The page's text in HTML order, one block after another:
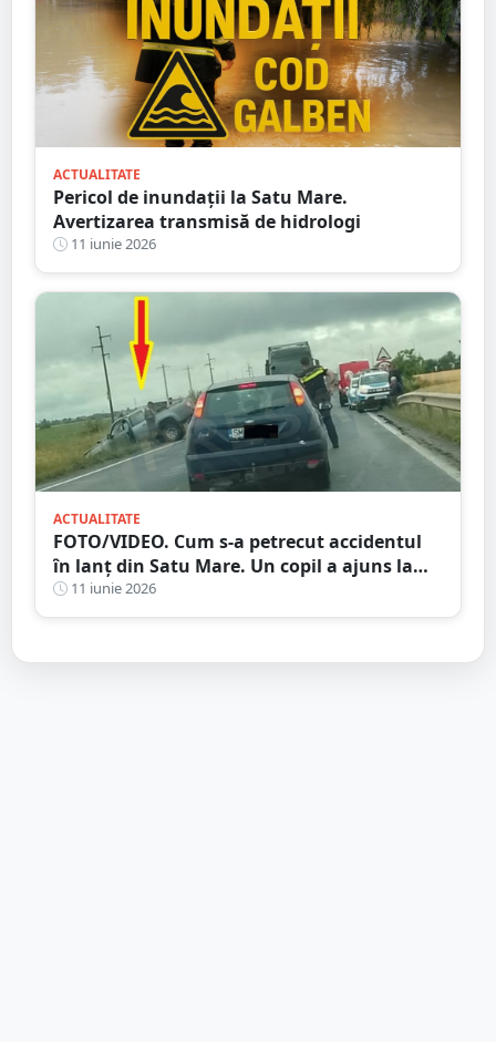
ACTUALITATE
Pericol de inundații la Satu Mare.
Avertizarea transmisă de hidrologi
11 iunie 2026
ACTUALITATE
FOTO/VIDEO. Cum s-a petrecut accidentul
în lanț din Satu Mare. Un copil a ajuns la
spital
11 iunie 2026